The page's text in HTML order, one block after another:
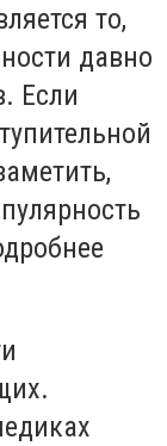
то,
давно
Если